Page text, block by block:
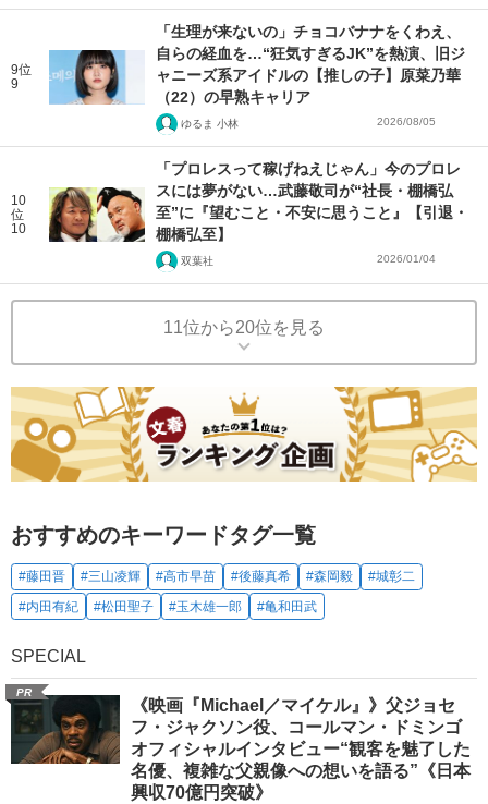
9位
9
「生理が来ないの」チョコバナナをくわえ、
自らの経血を…“狂気すぎるJK”を熱演、旧ジ
ャニーズ系アイドルの【推しの子】原菜乃華
（22）の早熟キャリア
ゆるま 小林 2026/08/05
10
位
10
「プロレスって稼げねえじゃん」今のプロレ
スには夢がない…武藤敬司が“社長・棚橋弘
至”に『望むこと・不安に思うこと』【引退・
棚橋弘至】
双葉社 2026/01/04
11位から20位を見る
おすすめのキーワードタグ一覧
#藤田晋 #三山凌輝 #高市早苗 #後藤真希 #森岡毅
#城彰二
#内田有紀
#松田聖子 #玉木雄一郎 #亀和田武
SPECIAL
PR
《映画『Michael／マイケル』》父ジョセ
フ・ジャクソン役、コールマン・ドミンゴ
オフィシャルインタビュー“観客を魅了した
名優、複雑な父親像への想いを語る”《日本
興収70億円突破》